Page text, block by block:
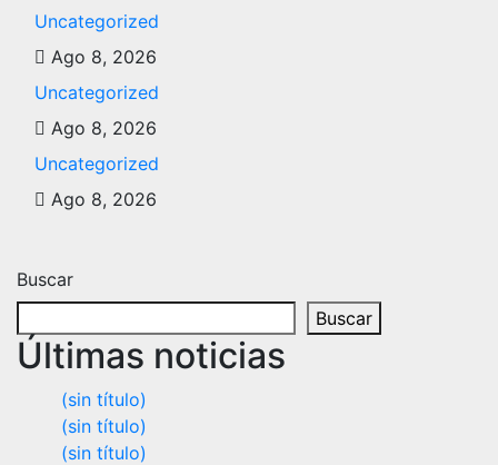
Uncategorized
Ago 8, 2026
Uncategorized
Ago 8, 2026
Uncategorized
Ago 8, 2026
Buscar
Buscar
Últimas noticias
(sin título)
(sin título)
(sin título)